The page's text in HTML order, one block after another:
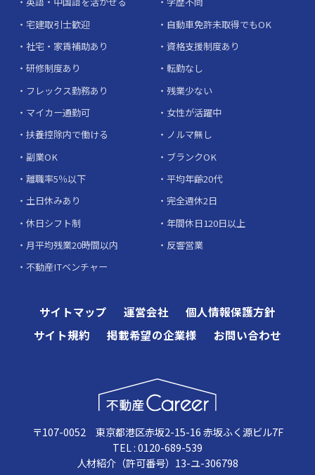
宅建取引士歓迎
自動車免許未取得でもOK
社宅・家賃補助あり
資格支援制度あり
研修制度あり
転勤なし
フレックス勤務あり
残業少ない
マイカー通勤可
女性が活躍中
扶養控除内で働ける
ノルマ無し
副業OK
ブランクOK
離職率5％以下
平均年齢20代
土日休みあり
完全週休2日
休日シフト制
年間休日120日以上
月平均残業20時間以内
反響営業
不動産ITベンチャー
サイトマップ 運営会社
個人情報保護方針
サイト規約
掲載希望の企業様 お問い合わせ
〒107-0052 東京都港区赤坂2-15-16 赤坂ふく源ビル7F
TEL : 0120-689-539
人材紹介（許可番号）13-ユ-306798